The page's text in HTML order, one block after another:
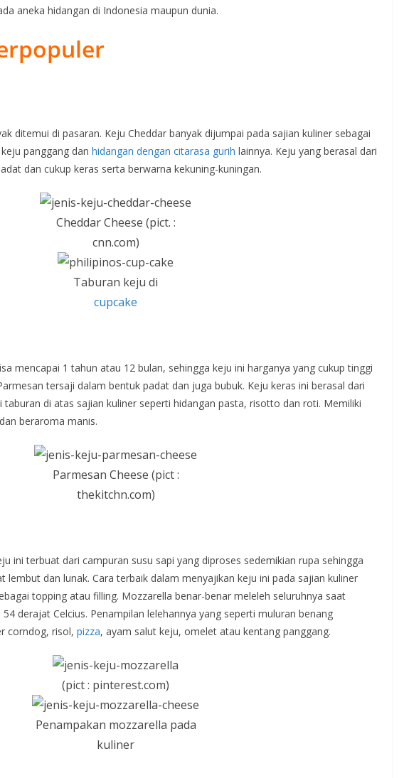
aneka hidangan di Indonesia maupun dunia.
ditemui di pasaran. Keju Cheddar banyak dijumpai pada sajian kuliner sebagai
panggang dan hidangan dengan citarasa gurih lainnya. Keju yang berasal dari
dan cukup keras serta berwarna kekuning-kuningan.
Cheddar Cheese (pict. :
cnn.com)
Taburan keju di
cupcake
mencapai 1 tahun atau 12 bulan, sehingga keju ini harganya yang cukup tinggi
tersaji dalam bentuk padat dan juga bubuk. Keju keras ini berasal dari
taburan di atas sajian kuliner seperti hidangan pasta, risotto dan roti. Memiliki
beraroma manis.
Parmesan Cheese (pict :
thekitchn.com)
ini terbuat dari campuran susu sapi yang diproses sedemikian rupa sehingga
lembut dan lunak. Cara terbaik dalam menyajikan keju ini pada sajian kuliner
topping atau filling. Mozzarella benar-benar meleleh seluruhnya saat
derajat Celcius. Penampilan lelehannya yang seperti muluran benang
corndog, risol, pizza, ayam salut keju, omelet atau kentang panggang.
(pict : pinterest.com)
Penampakan mozzarella pada
kuliner